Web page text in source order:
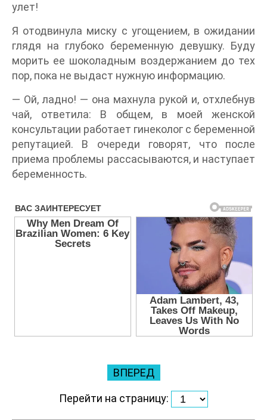
улет!
Я отодвинула миску с угощением, в ожидании
глядя на глубоко беременную девушку. Буду
морить ее шоколадным воздержанием до тех
пор, пока не выдаст нужную информацию.
— Ой, ладно! — она махнула рукой и, отхлебнув
чай, ответила: В общем, в моей женской
консультации работает гинеколог с беременной
репутацией. В очереди говорят, что после
приема проблемы рассасываются, и наступает
беременность.
ВПЕРЕД
Перейти на страницу: